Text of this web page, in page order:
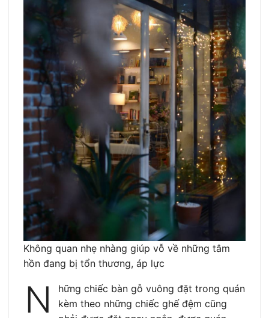
Không quan nhẹ nhàng giúp vỗ về những tâm
hồn đang bị tổn thương, áp lực
N
hững chiếc bàn gỗ vuông đặt trong quán
kèm theo những chiếc ghế đệm cũng